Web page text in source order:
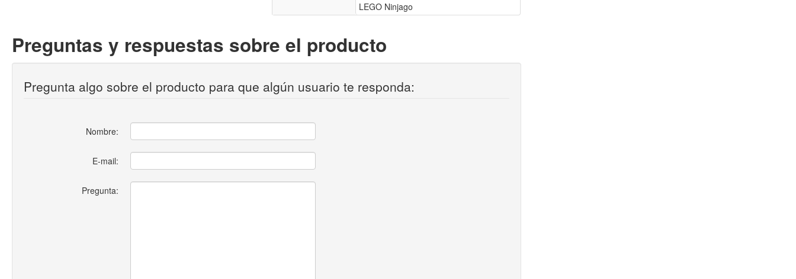
LEGO Ninjago
Preguntas y respuestas sobre el producto
Pregunta algo sobre el producto para que algún usuario te responda:
Nombre:
E-mail:
Pregunta: